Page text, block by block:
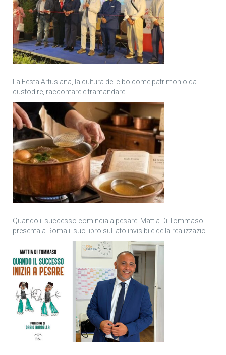
La Festa Artusiana, la cultura del cibo come patrimonio da
custodire, raccontare e tramandare
Quando il successo comincia a pesare: Mattia Di Tommaso
presenta a Roma il suo libro sul lato invisibile della realizzazione